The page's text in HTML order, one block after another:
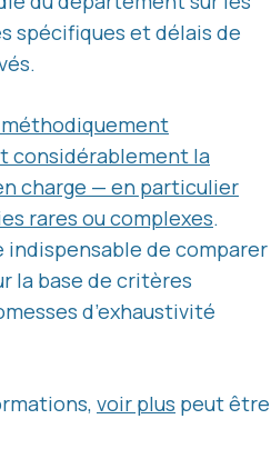
spécifiques et délais de
considérablement la
charge — en particulier
rares ou complexes.
indispensable de comparer
la base de critères
d’exhaustivité
voir plus peut être